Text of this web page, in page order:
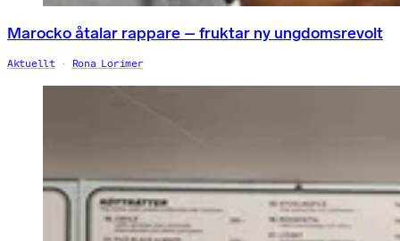
Marocko åtalar rappare – fruktar ny ungdomsrevolt
Aktuellt Rona Lorimer